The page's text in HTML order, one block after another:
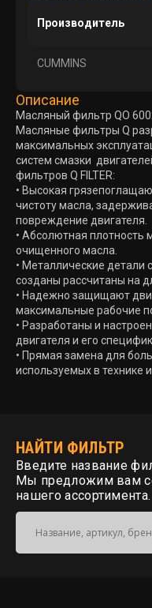
Производитель
CUMMINS
Описание
Масляный фильтр QO
Масляные фильтры Q
максимальных
систем смазки
фильтров Q FILTER:
• Высокая
чистоту масла,
повреждение двигателя.
• Абсолютная плотность
очищенного масла.
• Металлические детали
созданы рассчитаны на
• Надежно защищают
максимальные рабочие
• Разработаны и
двигателя и его
• Прямая замена для
используемых в технике
НАЙТИ ФИЛЬТР
Введите название
Мы предложим вам
нашего ассортимента.